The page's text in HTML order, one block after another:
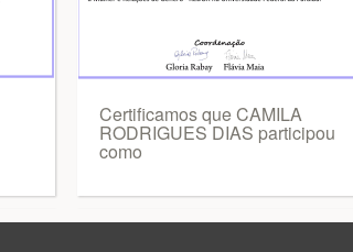
Certificamos que CAMILA
RODRIGUES DIAS participou
como